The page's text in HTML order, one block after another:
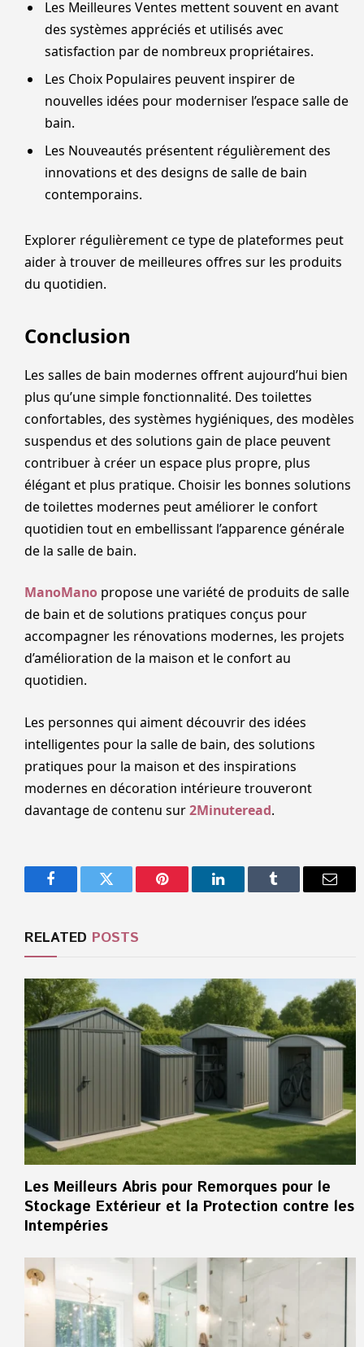
Les Meilleures Ventes mettent souvent en avant
des systèmes appréciés et utilisés avec
satisfaction par de nombreux propriétaires.
Les Choix Populaires peuvent inspirer de
nouvelles idées pour moderniser l’espace salle de
bain.
Les Nouveautés présentent régulièrement des
innovations et des designs de salle de bain
contemporains.
Explorer régulièrement ce type de plateformes peut
aider à trouver de meilleures offres sur les produits
du quotidien.
Conclusion
Les salles de bain modernes offrent aujourd’hui bien
plus qu’une simple fonctionnalité. Des toilettes
confortables, des systèmes hygiéniques, des modèles
suspendus et des solutions gain de place peuvent
contribuer à créer un espace plus propre, plus
élégant et plus pratique. Choisir les bonnes solutions
de toilettes modernes peut améliorer le confort
quotidien tout en embellissant l’apparence générale
de la salle de bain.
ManoMano propose une variété de produits de salle
de bain et de solutions pratiques conçus pour
accompagner les rénovations modernes, les projets
d’amélioration de la maison et le confort au
quotidien.
Les personnes qui aiment découvrir des idées
intelligentes pour la salle de bain, des solutions
pratiques pour la maison et des inspirations
modernes en décoration intérieure trouveront
davantage de contenu sur2Minuteread.
FacebookTwitter Pinterest LinkedInTumblr Email
RELATED POSTS
Les Meilleurs Abris pour Remorques pour le
Stockage Extérieur et la Protection contre les
Intempéries